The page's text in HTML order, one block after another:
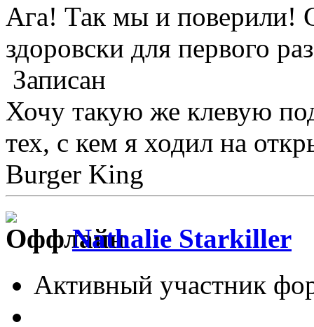
Ага! Так мы и поверили!
здоровски для первого
Записан
Хочу такую же клевую
тех, с кем я ходил на
Burger King
Nathalie Starkiller
Активный участник